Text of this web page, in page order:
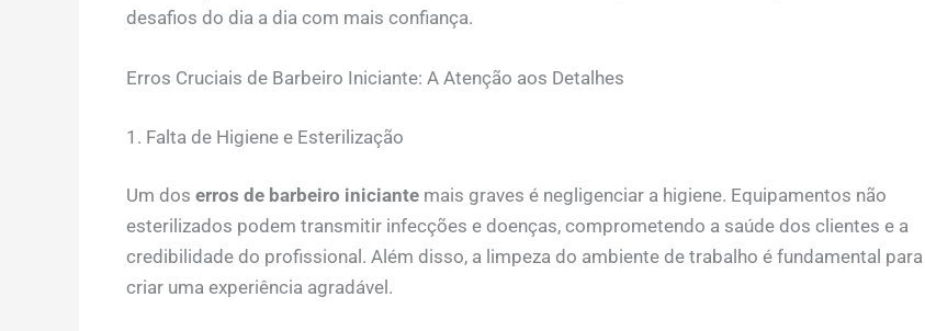
desafios do dia a dia com mais confiança.
Erros Cruciais de Barbeiro Iniciante: A Atenção aos Detalhes
1. Falta de Higiene e Esterilização
Um dos erros de barbeiro iniciantemais graves é negligenciar a higiene. Equipamentos não
esterilizados podem transmitir infecções e doenças, comprometendo a saúde dos clientes e a
credibilidade do profissional. Além disso, a limpeza do ambiente de trabalho é fundamental para
criar uma experiência agradável.